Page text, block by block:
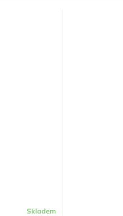
Skladem